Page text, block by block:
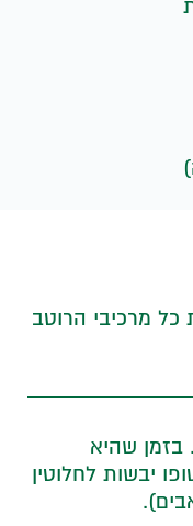
מרכיבי הרוטב
בזמן שהיא
יבשות לחלוטין